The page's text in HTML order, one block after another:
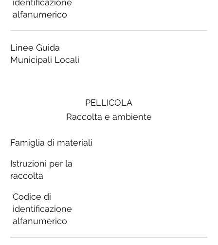
PELLICOLA
Raccolta e ambiente
Famiglia di materiali
Istruzioni per la
raccolta
Codice di
identificazione
alfanumerico
alfanumerico
Linee Guida
Municipali Locali